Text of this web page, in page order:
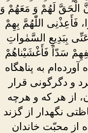
الْحَقَّ لَهُمْ وَ مَعَهُمْ وَ
فَأَعِذْنِى اللّٰهُمَّ بِهِمْ
بِبَدِيعِ السَّمٰواتِ
سَدّاً فَأَغْشَيْناهُمْ
به پناهگاه
و دگرگونی قرار
از هر که و هرچه
نگهدار از گزند
از محبّت خاندان